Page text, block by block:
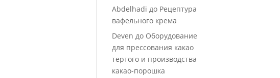
Abdelhadi до Рецептура
вафельного крема
Deven до Оборудование
для прессования какао
тертого и производства
какао-порошка